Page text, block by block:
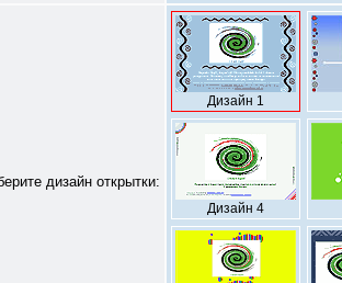
дизайн открытки:
Дизайн 1
Дизайн 4